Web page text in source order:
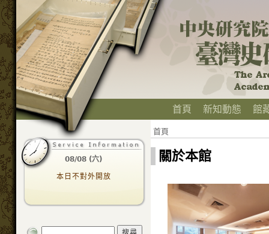
首頁 新知動態 館
08/08 (六)
本日不對外開放
首頁
關於本館